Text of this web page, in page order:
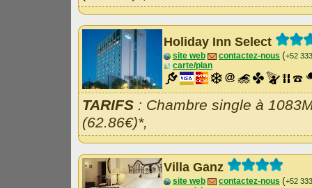
Holiday Inn Select
site web contactez-nous (+52
carte/plan
TARIFS : Chambre single à
(62.86€)*,
Villa Ganz
site web contactez-nous (+52